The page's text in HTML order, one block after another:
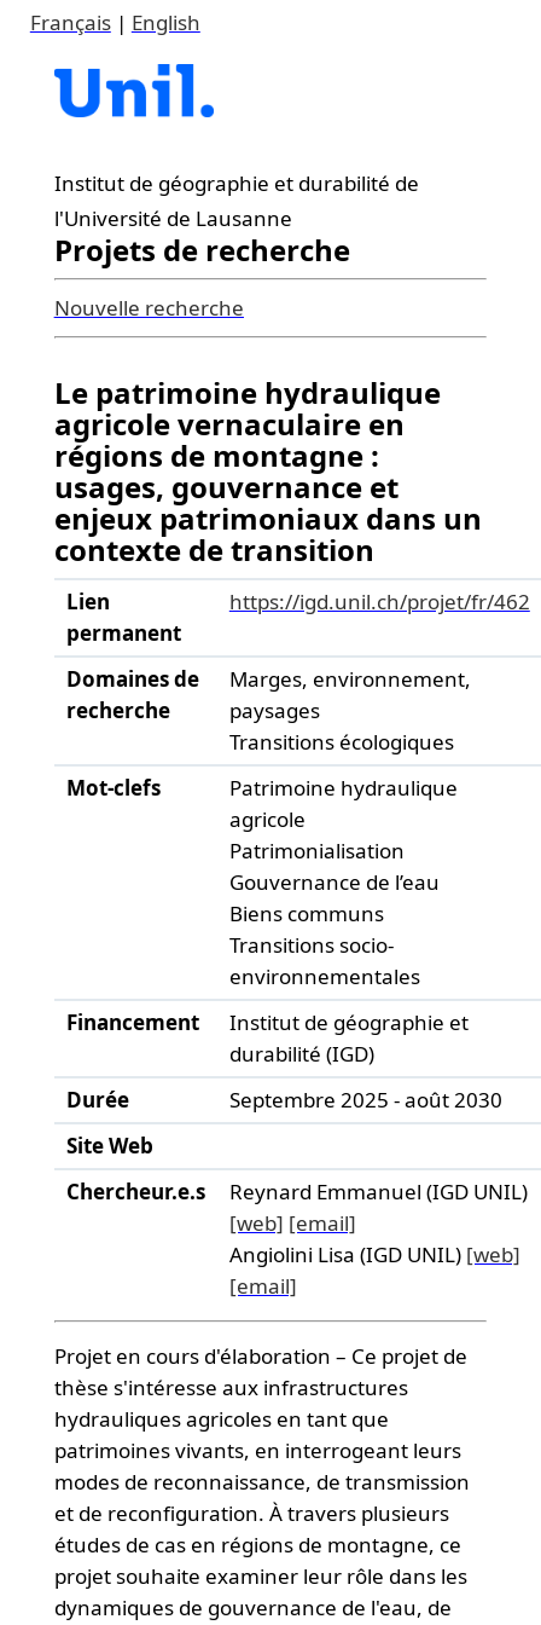
Français| English
Institut de géographie et durabilité de
l'Université de Lausanne
Projets de recherche
Nouvelle recherche
Le patrimoine hydraulique
agricole vernaculaire en
régions de montagne :
usages, gouvernance et
enjeux patrimoniaux dans un
contexte de transition
Lien
permanent
https://igd.unil.ch/projet/fr/462
Domaines de
recherche
Marges, environnement,
paysages
Transitions écologiques
Mot-clefs
Patrimoine hydraulique
agricole
Patrimonialisation
Gouvernance de l’eau
Biens communs
Transitions socio-
environnementales
Financement
Institut de géographie et
durabilité (IGD)
Durée
Septembre 2025 - août 2030
Site Web
Chercheur.e.s
Reynard Emmanuel (IGD UNIL)
[web] [email]
Angiolini Lisa (IGD UNIL) [web]
[email]
Projet en cours d'élaboration – Ce projet de
thèse s'intéresse aux infrastructures
hydrauliques agricoles en tant que
patrimoines vivants, en interrogeant leurs
modes de reconnaissance, de transmission
et de reconfiguration. À travers plusieurs
études de cas en régions de montagne, ce
projet souhaite examiner leur rôle dans les
dynamiques de gouvernance de l'eau, de